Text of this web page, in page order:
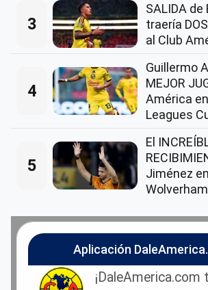
3
SALIDA
traería
al Club
4
Guillermo
MEJOR
América
Leagues
5
El
Jiménez
Aplicación
¡DaleAmerica.com